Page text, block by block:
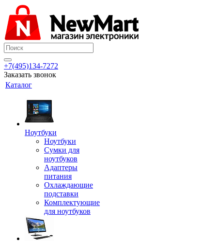
+7(495)134-7272
Заказать звонок
Каталог
Ноутбуки
Ноутбуки
Сумки для
ноутбуков
Адаптеры
питания
Охлаждающие
подставки
Комплектующие
для ноутбуков